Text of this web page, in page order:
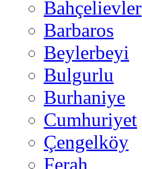
Bahçelievler
Barbaros
Beylerbeyi
Bulgurlu
Burhaniye
Cumhuriyet
Çengelköy
Ferah